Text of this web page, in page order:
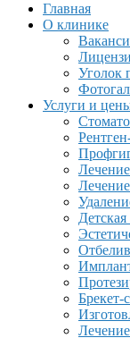
Главная
О клинике
Уголок
Услуги и
Брекет-